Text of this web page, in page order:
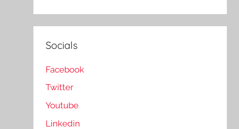
Socials
Facebook
Twitter
Youtube
Linkedin